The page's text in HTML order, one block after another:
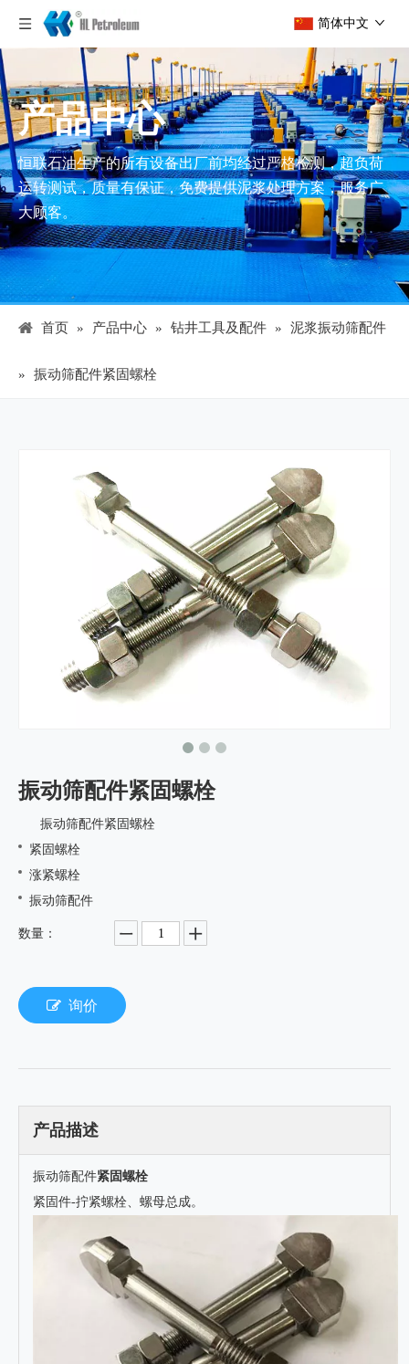
简体中文
产品中心
恒联石油生产的所有设备出厂前均经过严格检测，超负荷
运转测试，质量有保证，免费提供泥浆处理方案，服务广
大顾客。
首页 » 产品中心 » 钻井工具及配件 » 泥浆振动筛配件
» 振动筛配件紧固螺栓
振动筛配件紧固螺栓
振动筛配件紧固螺栓
紧固螺栓
涨紧螺栓
振动筛配件
数量：
询价
产品描述
振动筛配件紧固螺栓
紧固件-拧紧螺栓、螺母总成。